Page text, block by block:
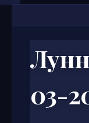
03-